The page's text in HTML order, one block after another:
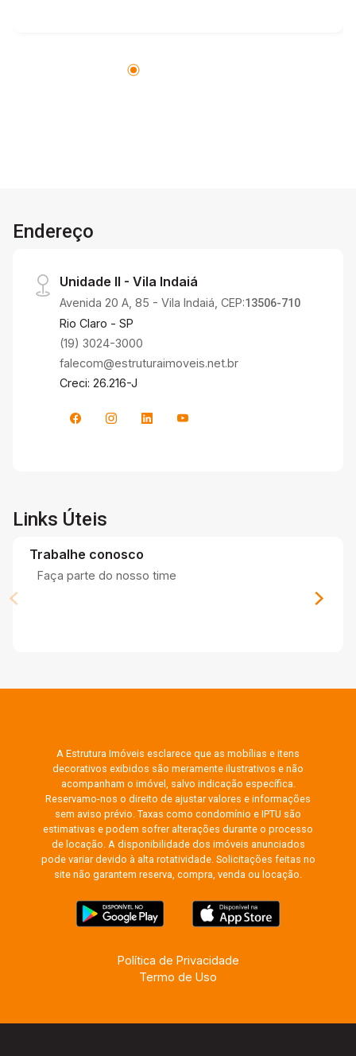
Endereço
Unidade II - Vila Indaiá
Avenida 20 A, 85 - Vila Indaiá, CEP:13506-710
Rio Claro - SP
(19) 3024-3000
falecom@estruturaimoveis.net.br
Creci: 26.216-J
Links Úteis
Trabalhe conosco
Faça parte do nosso time
A Estrutura Imóveis esclarece que as mobílias e itens
decorativos exibidos são meramente ilustrativos e não
acompanham o imóvel, salvo indicação específica.
Reservamo-nos o direito de ajustar valores e informações
sem aviso prévio. Taxas como condomínio e IPTU são
estimativas e podem sofrer alterações durante o processo
de locação. A disponibilidade dos imóveis anunciados
pode variar devido à alta rotatividade. Solicitações feitas no
site não garantem reserva, compra, venda ou locação.
Política de Privacidade
Termo de Uso